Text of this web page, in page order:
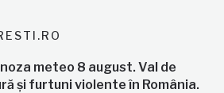
meteo 8 august. Val de
și furtuni violente în România.